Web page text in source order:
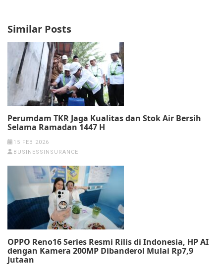
Similar Posts
Perumdam TKR Jaga Kualitas dan Stok Air Bersih
Selama Ramadan 1447 H
15 FEB 2026
BUSINESSINSURANCE
OPPO Reno16 Series Resmi Rilis di Indonesia, HP AI
dengan Kamera 200MP Dibanderol Mulai Rp7,9
Jutaan